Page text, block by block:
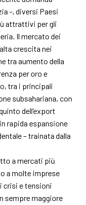
-, diversi Paesi
attrattivi per gli
Il mercato dei
crescita nei
tra aumento della
per oro e
tra i principali
subsahariana, con
dell’export
rapida espansione
– trainata dalla
a mercati più
a molte imprese
crisi e tensioni
sempre maggiore